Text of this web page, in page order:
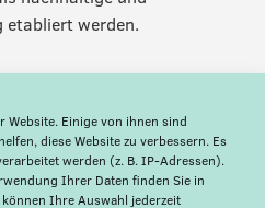
Website. Einige von ihnen sind
diese Website zu verbessern. Es
werden (z. B. IP-Adressen).
Ihrer Daten finden Sie in
können Ihre Auswahl jederzeit
etabliert werden.